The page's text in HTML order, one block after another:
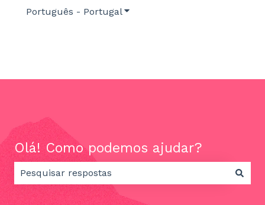
Português - PortugalMostrar submenu para
Olá! Como podemos ajudar?
Não existem sugestões porque o campo de